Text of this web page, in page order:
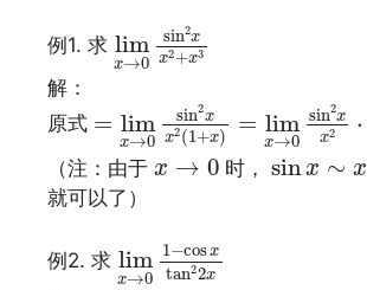
例1. 求 lim
x→0
sin2x
x2+x3
→0sin
解：
原式 = lim
x→0
sin2x
x2(1+x) = lim
x→0
sin2x
x2 ⋅
0 sin + x
（注：由于 x → 0
x 0 时， sinx ∼ x
sin x∼ x
就可以了）
例2. 求 lim
x→0
1−cosx
tan22x
lim →01−